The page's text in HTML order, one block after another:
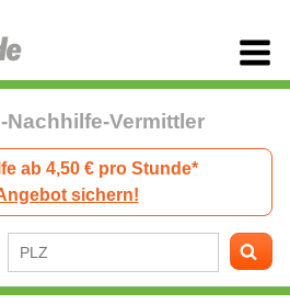
Vermittler
ab 4,50 € pro Stunde*
sichern!